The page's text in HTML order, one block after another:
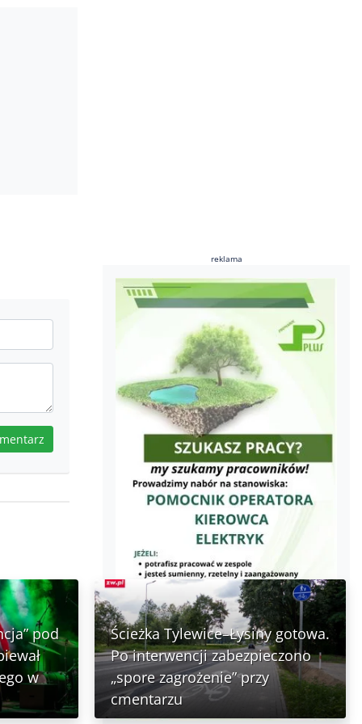
reklama
pod
w
Ścieżka Tylewice–Łysiny gotowa.
Po interwencji zabezpieczono
„spore zagrożenie” przy
cmentarzu